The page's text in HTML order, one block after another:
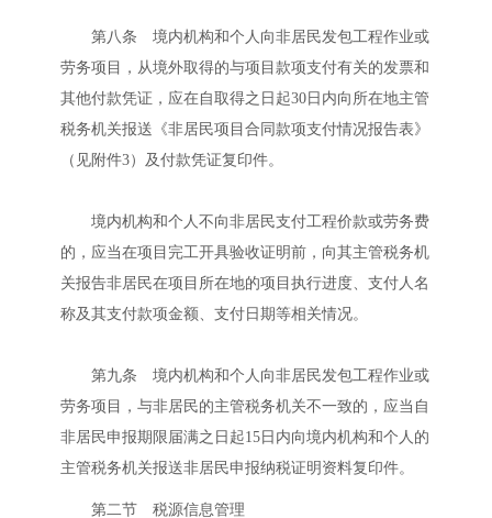
第八条 境内机构和个人向非居民发包工程作业或
劳务项目，从境外取得的与项目款项支付有关的发票和
其他付款凭证，应在自取得之日起30日内向所在地主管
税务机关报送《非居民项目合同款项支付情况报告表》
（见附件3）及付款凭证复印件。
境内机构和个人不向非居民支付工程价款或劳务费
的，应当在项目完工开具验收证明前，向其主管税务机
关报告非居民在项目所在地的项目执行进度、支付人名
称及其支付款项金额、支付日期等相关情况。
第九条 境内机构和个人向非居民发包工程作业或
劳务项目，与非居民的主管税务机关不一致的，应当自
非居民申报期限届满之日起15日内向境内机构和个人的
主管税务机关报送非居民申报纳税证明资料复印件。
第二节 税源信息管理